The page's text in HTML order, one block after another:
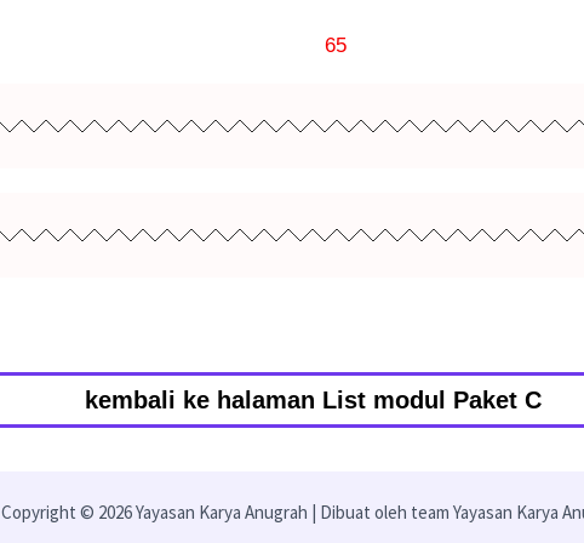
65
kembali ke halaman List modul Paket C
Copyright © 2026 Yayasan Karya Anugrah | Dibuat oleh team Yayasan Karya